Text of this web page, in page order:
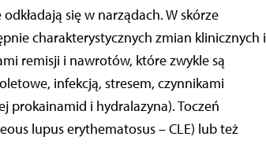
się w narządach. W skórze
charakterystycznych zmian klinicznych i
remisji i nawrotów, które zwykle są
infekcją, stresem, czynnikami
prokainamid i hydralazyna). Toczeń
lupus erythematosus – CLE) lub też